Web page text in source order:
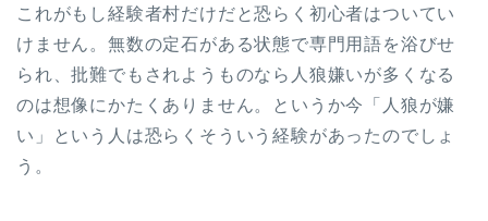
これがもし経験者村だけだと恐らく初心者はついてい
けません。無数の定石がある状態で専門用語を浴びせ
られ、批難でもされようものなら人狼嫌いが多くなる
のは想像にかたくありません。というか今「人狼が嫌
い」という人は恐らくそういう経験があったのでしょ
う。